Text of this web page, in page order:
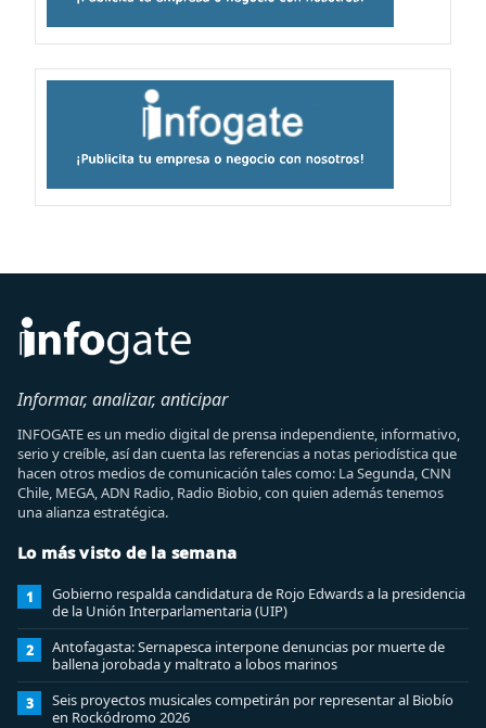
Informar, analizar, anticipar
INFOGATE es un medio digital de prensa independiente, informativo,
serio y creíble, así dan cuenta las referencias a notas periodística que
hacen otros medios de comunicación tales como: La Segunda, CNN
Chile, MEGA, ADN Radio, Radio Biobio, con quien además tenemos
una alianza estratégica.
Lo más visto de la semana
1
Gobierno respalda candidatura de Rojo Edwards a la presidencia
de la Unión Interparlamentaria (UIP)
2
Antofagasta: Sernapesca interpone denuncias por muerte de
ballena jorobada y maltrato a lobos marinos
3
Seis proyectos musicales competirán por representar al Biobío
en Rockódromo 2026